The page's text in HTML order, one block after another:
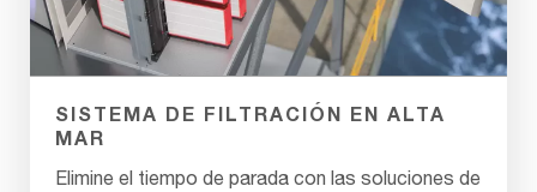
SISTEMA DE FILTRACIÓN EN ALTA
MAR
Elimine el tiempo de parada con las soluciones de